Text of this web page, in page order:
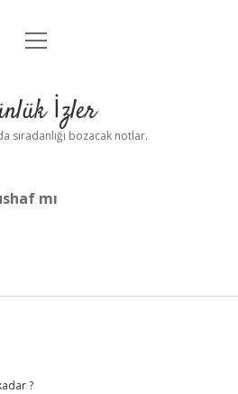
Anasayfa
Uyarı
menüyü
İzler
sıradanlığı bozacak notlar.
mı
?